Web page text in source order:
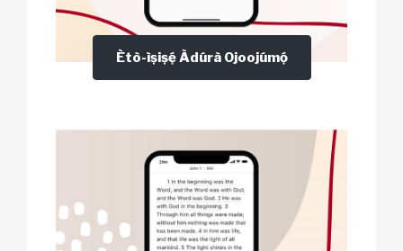
Ètò-ìṣiṣẹ́ Àdúrà Ojoojúmọ́